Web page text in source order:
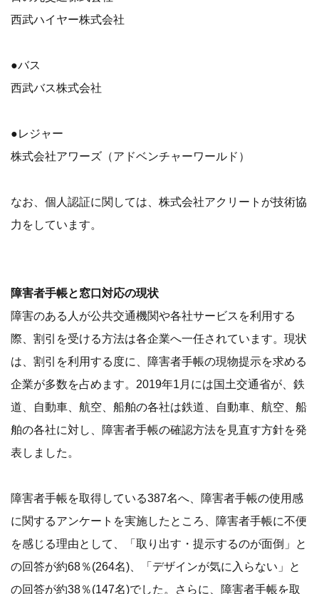
西武ハイヤー株式会社
●バス
西武バス株式会社
●レジャー
株式会社アワーズ（アドベンチャーワールド）
なお、個人認証に関しては、株式会社アクリートが技術協
力をしています。
障害者手帳と窓口対応の現状
障害のある人が公共交通機関や各社サービスを利用する
際、割引を受ける方法は各企業へ一任されています。現状
は、割引を利用する度に、障害者手帳の現物提示を求める
企業が多数を占めます。2019年1月には国土交通省が、鉄
道、自動車、航空、船舶の各社は鉄道、自動車、航空、船
舶の各社に対し、障害者手帳の確認方法を見直す方針を発
表しました。
障害者手帳を取得している387名へ、障害者手帳の使用感
に関するアンケートを実施したところ、障害者手帳に不便
を感じる理由として、「取り出す・提示するのが面倒」と
の回答が約68％(264名)、「デザインが気に入らない」と
の回答が約38％(147名)でした。さらに、障害者手帳を取